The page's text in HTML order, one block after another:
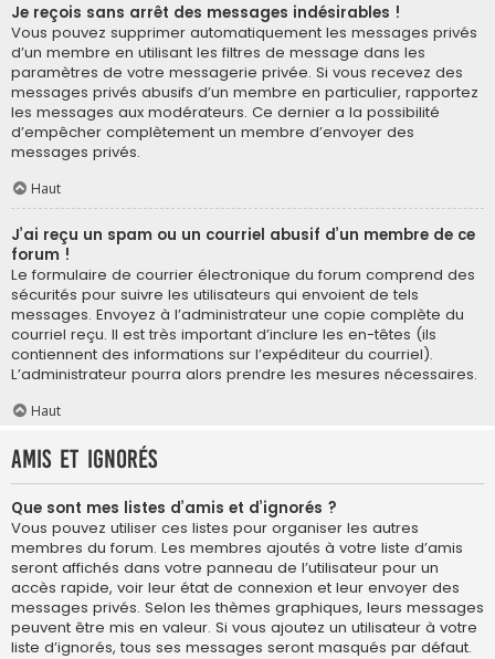
Je reçois sans arrêt des messages indésirables !
Vous pouvez supprimer automatiquement les messages privés
d’un membre en utilisant les filtres de message dans les
paramètres de votre messagerie privée. Si vous recevez des
messages privés abusifs d’un membre en particulier, rapportez
les messages aux modérateurs. Ce dernier a la possibilité
d’empêcher complètement un membre d’envoyer des
messages privés.
Haut
J’ai reçu un spam ou un courriel abusif d’un membre de ce
forum !
Le formulaire de courrier électronique du forum comprend des
sécurités pour suivre les utilisateurs qui envoient de tels
messages. Envoyez à l’administrateur une copie complète du
courriel reçu. Il est très important d’inclure les en-têtes (ils
contiennent des informations sur l’expéditeur du courriel).
L’administrateur pourra alors prendre les mesures nécessaires.
Haut
Amis et ignorés
Que sont mes listes d’amis et d’ignorés ?
Vous pouvez utiliser ces listes pour organiser les autres
membres du forum. Les membres ajoutés à votre liste d’amis
seront affichés dans votre panneau de l’utilisateur pour un
accès rapide, voir leur état de connexion et leur envoyer des
messages privés. Selon les thèmes graphiques, leurs messages
peuvent être mis en valeur. Si vous ajoutez un utilisateur à votre
liste d’ignorés, tous ses messages seront masqués par défaut.